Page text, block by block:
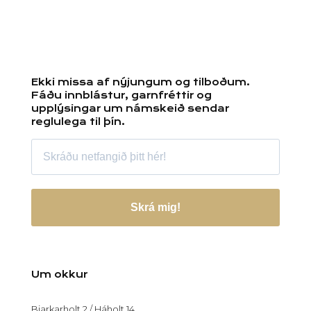
Ekki missa af nýjungum og tilboðum.
Fáðu innblástur, garnfréttir og
upplýsingar um námskeið sendar
reglulega til þín.
Skrá mig!
Um okkur
Bjarkarholt 2 / Háholt 14